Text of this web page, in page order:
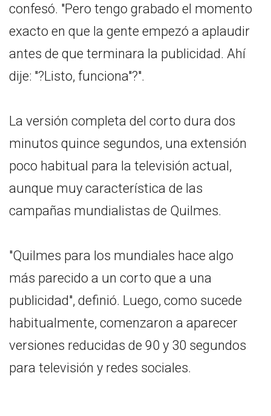
confesó. "Pero tengo grabado el momento
exacto en que la gente empezó a aplaudir
antes de que terminara la publicidad. Ahí
dije: "?Listo, funciona"?".
La versión completa del corto dura dos
minutos quince segundos, una extensión
poco habitual para la televisión actual,
aunque muy característica de las
campañas mundialistas de Quilmes.
"Quilmes para los mundiales hace algo
más parecido a un corto que a una
publicidad", definió. Luego, como sucede
habitualmente, comenzaron a aparecer
versiones reducidas de 90 y 30 segundos
para televisión y redes sociales.